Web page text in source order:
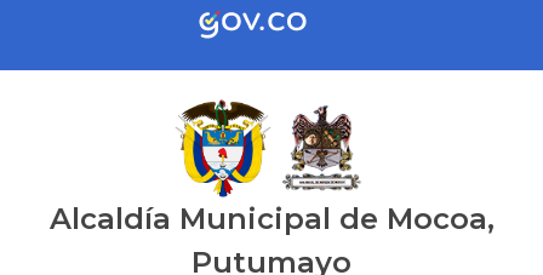
Alcaldía Municipal de Mocoa,
Putumayo